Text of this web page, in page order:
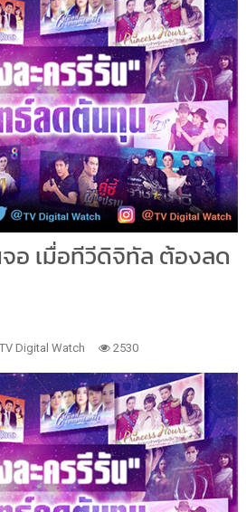
จอ เมื่อทีวีดิจิทัล ต้องลด
TV Digital Watch 2530